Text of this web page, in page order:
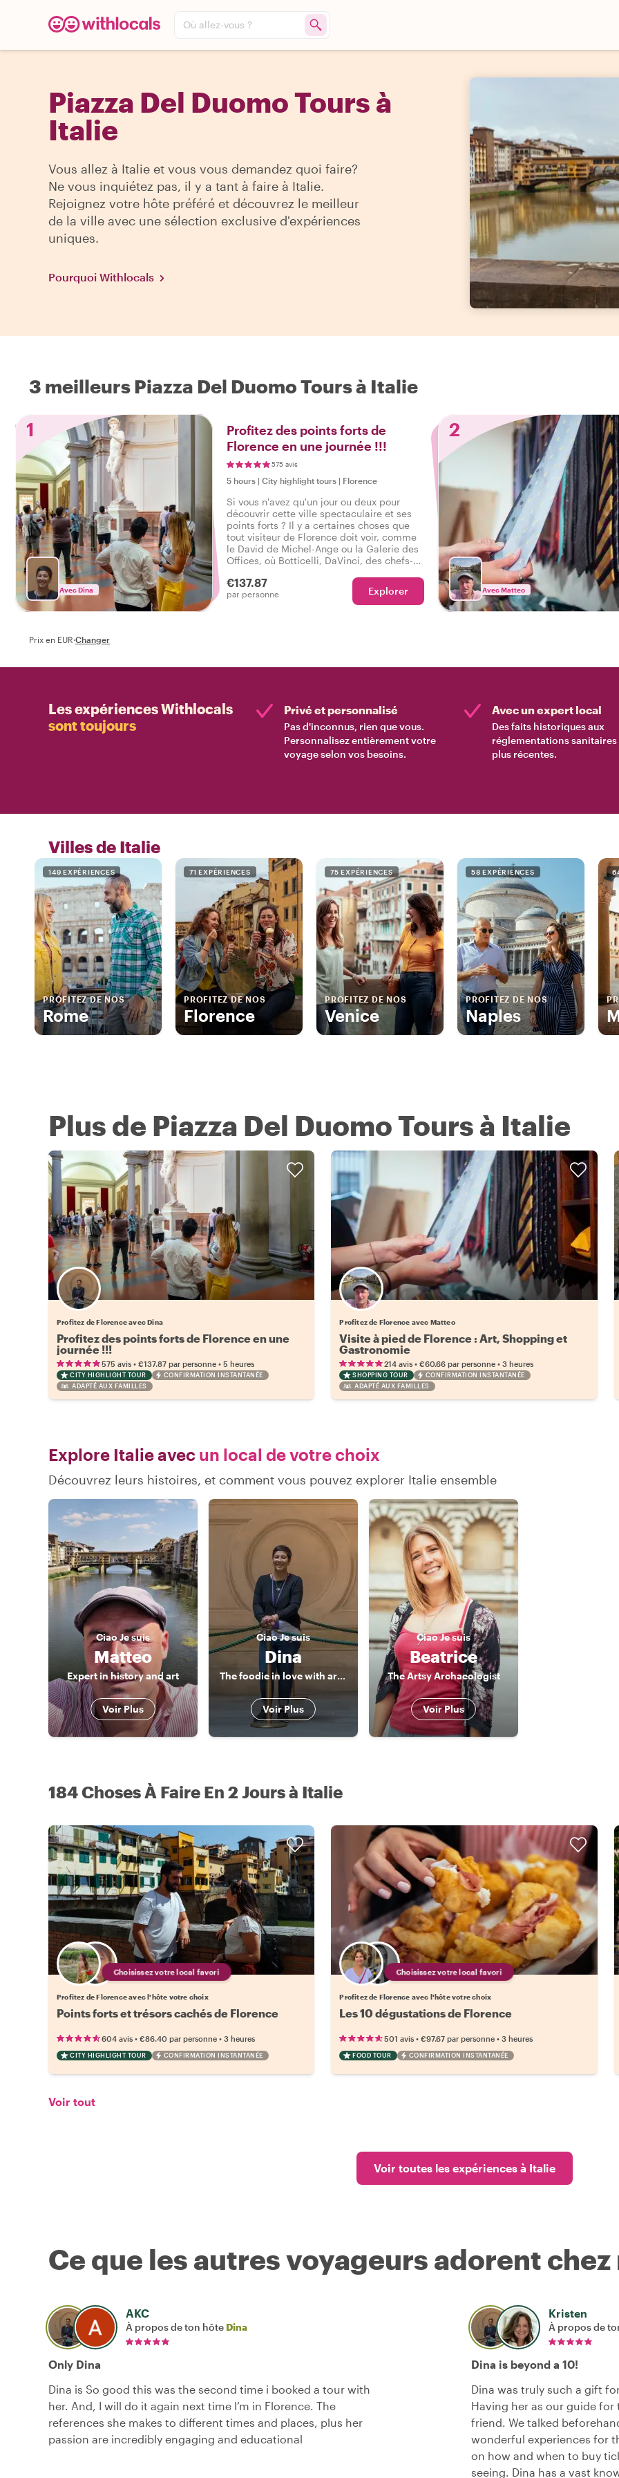
Où allez-vous ?
Piazza Del Duomo Tours à
Italie
Vous allez à Italie et vous vous demandez quoi faire?
Ne vous inquiétez pas, il y a tant à faire à Italie.
Rejoignez votre hôte préféré et découvrez le meilleur
de la ville avec une sélection exclusive d'expériences
uniques.
Pourquoi Withlocals
3 meilleurs Piazza Del Duomo Tours à Italie
1
Avec Dina
Profitez des points forts de
Florence en une journée !!!
575 avis
5 hours | City highlight tours | Florence
Si vous n'avez qu'un jour ou deux pour
découvrir cette ville spectaculaire et ses
points forts ? Il y a certaines choses que
tout visiteur de Florence doit voir, comme
le David de Michel-Ange ou la Galerie des
Offices, où Botticelli, DaVinci, des chefs-
ruelles cachées de Florence et l'incroyable
Duomo !
€137.87
par personne Explorer
2
Avec Matteo
Prix en EUR·Changer
Les expériences Withlocals
sont toujours
Privé et personnalisé
Pas d'inconnus, rien que vous.
Personnalisez entièrement votre
voyage selon vos besoins.
Avec un expert local
Des faits historiques aux
réglementations sanitaires
plus récentes.
Villes de Italie
149 EXPÉRIENCES
PROFITEZ DE NOS
Rome
71 EXPÉRIENCES
PROFITEZ DE NOS
Florence
75 EXPÉRIENCES
PROFITEZ DE NOS
Venice
58 EXPÉRIENCES
PROFITEZ DE NOS
Naples
Plus de Piazza Del Duomo Tours à Italie
Profitez de Florence avec Dina
Profitez des points forts de Florence en une
journée !!!
575 avis • €137.87 par personne • 5 heures
CITY HIGHLIGHT TOUR
CONFIRMATION INSTANTANÉE
ADAPTÉ AUX FAMILLES
Profitez de Florence avec Matteo
Visite à pied de Florence : Art, Shopping et
Gastronomie
214 avis •€60.66 par personne •3 heures
SHOPPING TOUR
CONFIRMATION INSTANTANÉE
ADAPTÉ AUX FAMILLES
Explore Italie avec un local de votre choix
Découvrez leurs histoires, et comment vous pouvez explorer Italie ensemble
CiaoJe suis
Matteo
Expert in history and art
Voir Plus
CiaoJe suis
Dina
The foodie in love with art and history!
Voir Plus
CiaoJe suis
Beatrice
The Artsy Archaeologist
Voir Plus
184 Choses À Faire En 2 Jours à Italie
Choisissez votre local favori
Profitez de Florence avec l'hôte votre choix
Points forts et trésors cachés de Florence
604 avis • €86.40 par personne • 3 heures
CITY HIGHLIGHT TOUR CONFIRMATION INSTANTANÉE
Choisissez votre local favori
Profitez de Florence avec l'hôte votre choix
Les 10 dégustations de Florence
501 avis •€97.67 par personne •3 heures
FOOD TOUR CONFIRMATION INSTANTANÉE
Voir tout
Voir toutes les expériences à Italie
Ce que les autres voyageurs adorent
AKC
À propos de ton hôte Dina
Only Dina
Dina is So good this was the second time i booked a tour with
her. And, I will do it again next time I’m in Florence. The
references she makes to different times and places, plus her
passion are incredibly engaging and educational
Kristen
À propos de
Dina is beyond a 10!
Dina was truly such a gift
Having her as our guide for
friend. We talked
wonderful experiences for
on how and when to buy
seeing. Dina has a vast